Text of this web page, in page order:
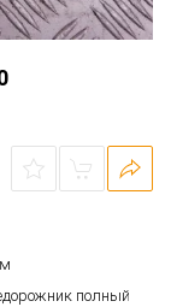
полный